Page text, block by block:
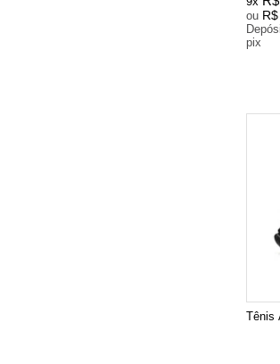
ou
pix
Tênis